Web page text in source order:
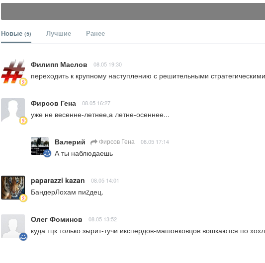
Новые (5) Лучшие Ранее
Филипп Маслов 08.05 19:30
переходить к крупному наступлению с решительными
Фирсов Гена 08.05 16:27
уже не весенне-летнее,а летне-осеннее...
Валерий Фирсов Гена 08.05 17:14
А ты наблюдаешь
paparazzi kazan 08.05 14:01
БандерЛохам пиzдец.
Олег Фоминов 08.05 13:52
куда тцк только зырит-тучи икспердов-машонковцов вошкаются по